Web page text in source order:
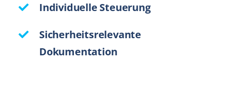
Individuelle Steuerung
Sicherheitsrelevante
Dokumentation